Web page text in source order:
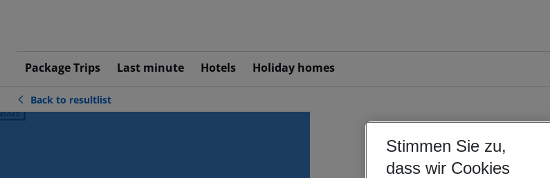
Package Trips Last minute Hotels Holiday homes
Back to resultlist
Stimmen Sie zu,
dass wir Cookies